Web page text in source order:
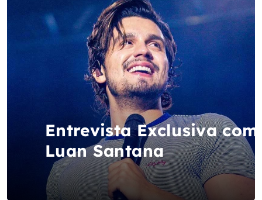
Entrevista Exclusiva com
Luan Santana